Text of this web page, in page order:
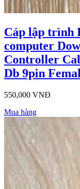
Cáp lập trình
computer
Controller
Db 9pin
550,000 VNĐ
Mua hàng